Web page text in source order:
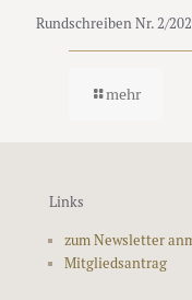
Rundschreiben Nr. 2/
mehr
Links
zum Newsletter
Mitgliedsantrag